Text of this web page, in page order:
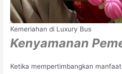
Kemeriahan di Luxury Bus
Kenyamanan
Ketika mempertimbangkan